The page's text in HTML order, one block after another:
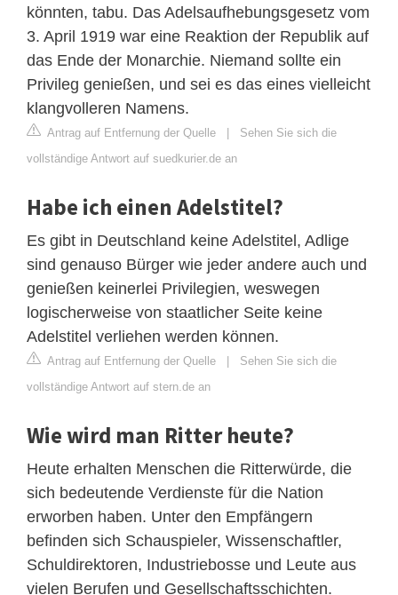
könnten, tabu. Das Adelsaufhebungsgesetz vom
3. April 1919 war eine Reaktion der Republik auf
das Ende der Monarchie. Niemand sollte ein
Privileg genießen, und sei es das eines vielleicht
klangvolleren Namens.
Antrag auf Entfernung der Quelle | Sehen Sie sich die
vollständige Antwort auf suedkurier.de an
Habe ich einen Adelstitel?
Es gibt in Deutschland keine Adelstitel, Adlige
sind genauso Bürger wie jeder andere auch und
genießen keinerlei Privilegien, weswegen
logischerweise von staatlicher Seite keine
Adelstitel verliehen werden können.
Antrag auf Entfernung der Quelle | Sehen Sie sich die
vollständige Antwort auf stern.de an
Wie wird man Ritter heute?
Heute erhalten Menschen die Ritterwürde, die
sich bedeutende Verdienste für die Nation
erworben haben. Unter den Empfängern
befinden sich Schauspieler, Wissenschaftler,
Schuldirektoren, Industriebosse und Leute aus
vielen Berufen und Gesellschaftsschichten.